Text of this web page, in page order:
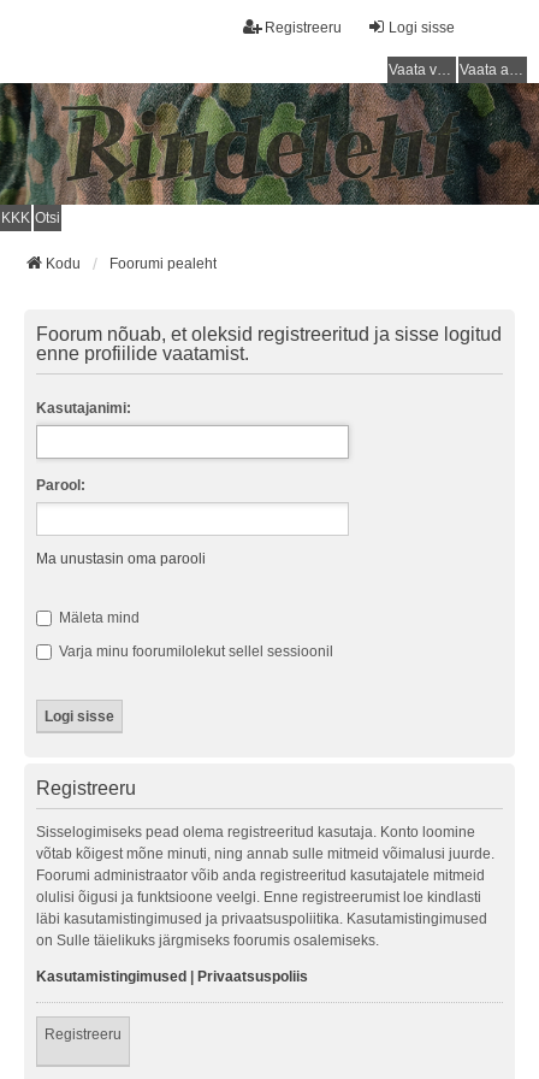
Logi sisse
Registreeru
Vaata vastamata teemasi Vaata aktiivseid teemasid
KKK Otsi
Kodu Foorumi pealeht
Foorum nõuab, et oleksid registreeritud ja sisse logitud
enne profiilide vaatamist.
Kasutajanimi:
Parool:
Ma unustasin oma parooli
Mäleta mind
Varja minu foorumilolekut sellel sessioonil
Registreeru
Sisselogimiseks pead olema registreeritud kasutaja. Konto loomine
võtab kõigest mõne minuti, ning annab sulle mitmeid võimalusi juurde.
Foorumi administraator võib anda registreeritud kasutajatele mitmeid
olulisi õigusi ja funktsioone veelgi. Enne registreerumist loe kindlasti
läbi kasutamistingimused ja privaatsuspoliitika. Kasutamistingimused
on Sulle täielikuks järgmiseks foorumis osalemiseks.
Kasutamistingimused Privaatsuspoliis
Registreeru